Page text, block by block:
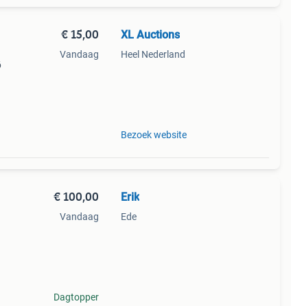
€ 15,00
Vandaag
XL Auctions
Heel Nederland
Bezoek website
€ 100,00
Vandaag
Dagtopper
Erik
Ede